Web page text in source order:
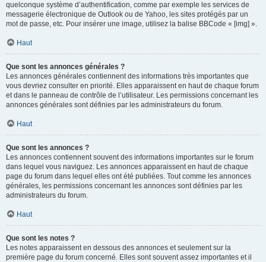
quelconque système d’authentification, comme par exemple les services de
messagerie électronique de Outlook ou de Yahoo, les sites protégés par un
mot de passe, etc. Pour insérer une image, utilisez la balise BBCode « [img] ».
Haut
Que sont les annonces générales ?
Les annonces générales contiennent des informations très importantes que
vous devriez consulter en priorité. Elles apparaissent en haut de chaque forum
et dans le panneau de contrôle de l’utilisateur. Les permissions concernant les
annonces générales sont définies par les administrateurs du forum.
Haut
Que sont les annonces ?
Les annonces contiennent souvent des informations importantes sur le forum
dans lequel vous naviguez. Les annonces apparaissent en haut de chaque
page du forum dans lequel elles ont été publiées. Tout comme les annonces
générales, les permissions concernant les annonces sont définies par les
administrateurs du forum.
Haut
Que sont les notes ?
Les notes apparaissent en dessous des annonces et seulement sur la
première page du forum concerné. Elles sont souvent assez importantes et il